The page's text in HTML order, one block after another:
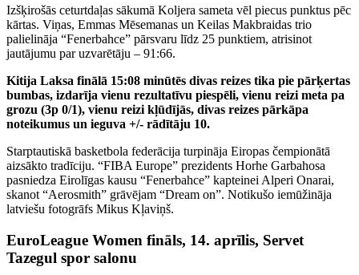
Izšķirošās ceturtdaļas sākumā Koljera sameta vēl piecus punktus pēc
kārtas. Viņas, Emmas Mēsemanas un Keilas Makbraidas trio
palielināja “Fenerbahce” pārsvaru līdz 25 punktiem, atrisinot
jautājumu par uzvarētāju – 91:66.
Kitija Laksa finālā 15:08 minūtēs divas reizes tika pie pārķertas
bumbas, izdarīja vienu rezultatīvu piespēli, vienu reizi meta pa
grozu (3p 0/1), vienu reizi kļūdījās, divas reizes pārkāpa
noteikumus un ieguva +/- rādītāju 10.
Starptautiskā basketbola federācija turpināja Eiropas čempionātā
aizsākto tradīciju. “FIBA Europe” prezidents Horhe Garbahosa
pasniedza Eirolīgas kausu “Fenerbahce” kapteinei Alperi Onarai,
skanot “Aerosmith” grāvējam “Dream on”. Notikušo iemūžināja
latviešu fotogrāfs Mikus Kļaviņš.
EuroLeague Women fināls, 14. aprīlis, Servet
Tazegul spor salonu